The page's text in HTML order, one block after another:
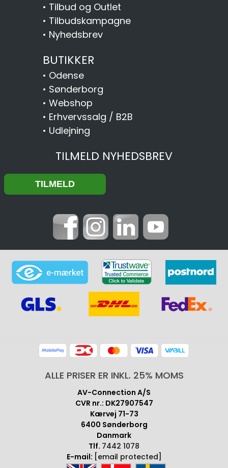
• Tilbud og Outlet
• Tilbudskampagne
• Nyhedsbrev
BUTIKKER
• Odense
• Sønderborg
• Webshop
• Erhvervssalg / B2B
• Udlejning
TILMELD NYHEDSBREV
ALLE PRISER ER INKL. 25% MOMS
AV-Connection A/S
CVR nr.: DK27907547
Kærvej 71-73
6400 Sønderborg
Danmark
Tlf. 7442 1078
E-mail: [email protected]